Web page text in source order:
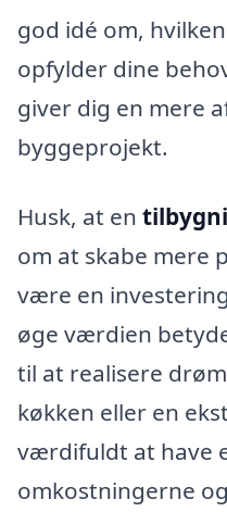
god idé om,
opfylder dine
giver dig en mere
byggeprojekt.
Husk, at en
om at skabe mere
være en
øge værdien
til at realisere
køkken eller en
værdifuldt at have
omkostningerne